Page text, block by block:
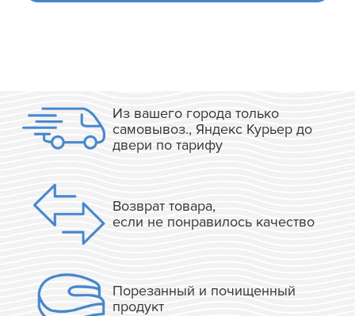
Из вашего города только
самовывоз., Яндекс Курьер до
двери по тарифу
Возврат товара,
если не понравилось качество
Порезанный и почищенный
продукт